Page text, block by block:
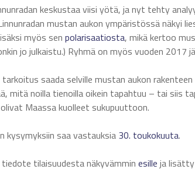
keskustaa viisi yötä, ja nyt tehty
mustan aukon ympäristössä näkyi
myös sen polarisaatiosta, mikä kertoo
jo julkaistu.) Ryhmä on myös vuoden 2017
saada selville mustan aukon
mitä noilla tienoilla oikein tapahtuu – tai siis
Maassa kuolleet sukupuuttoon.
kysymyksiin saa vastauksia 30. toukokuuta.
tilaisuudesta näkyvämmin esille ja